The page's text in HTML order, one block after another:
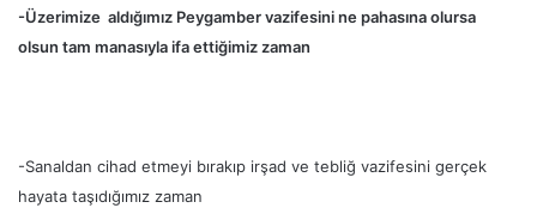
-Üzerimize aldığımız Peygamber vazifesini ne pahasına olursa
olsun tam manasıyla ifa ettiğimiz zaman
-Sanaldan cihad etmeyi bırakıp irşad ve tebliğ vazifesini gerçek
hayata taşıdığımız zaman